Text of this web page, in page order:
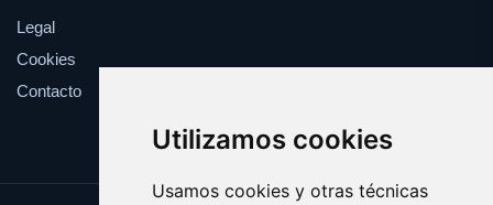
Utilizamos cookies
Usamos cookies y otras técnicas
Legal
Cookies
Contacto